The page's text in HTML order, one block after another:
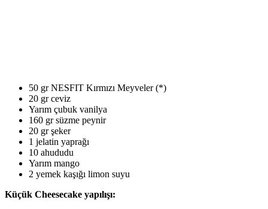
50 gr NESFIT Kırmızı Meyveler (*)
20 gr ceviz
Yarım çubuk vanilya
160 gr süzme peynir
20 gr şeker
1 jelatin yaprağı
10 ahududu
Yarım mango
2 yemek kaşığı limon suyu
Küçük Cheesecake yapılışı: